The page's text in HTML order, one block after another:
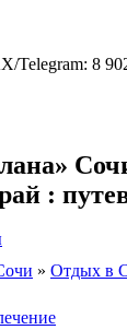
8
:
» Отдых в